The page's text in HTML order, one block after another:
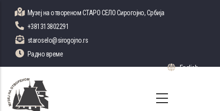
main
content
Музеј на отвореном СТАРО СЕЛО Сирогојно, Србија
+381313802291
staroselo@sirogojno.rs
Радно време
English
List